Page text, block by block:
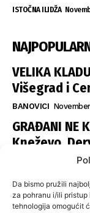
Da bismo pružili
za pohranu i/ili
tehnologija omogućit
ISTOČNA ILIDŽA
VELIKA
Višegrad i
BANOVICI
GRAĐANI NE
Kneževo,
šapom istih
SNSD